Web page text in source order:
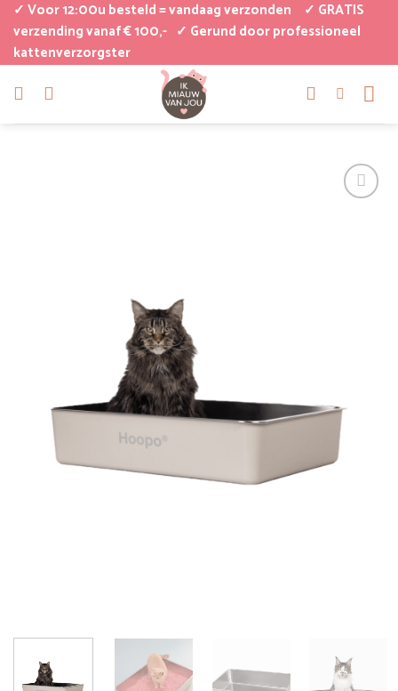
naar
inhoud
✓ Voor 12:00u besteld = vandaag verzonden
✓ GRATIS
verzending vanaf € 100,- ✓ Gerund door professioneel
kattenverzorgster